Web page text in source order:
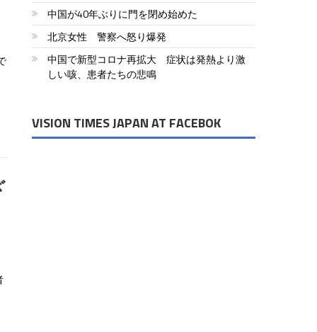
中国が40年ぶりに門を閉め始めた
北京女性 警察へ怒り爆発
中国で新型コロナ再拡大 症状は発熱より激
しい咳、患者たちの悲鳴
VISION TIMES JAPAN AT FACEBOK